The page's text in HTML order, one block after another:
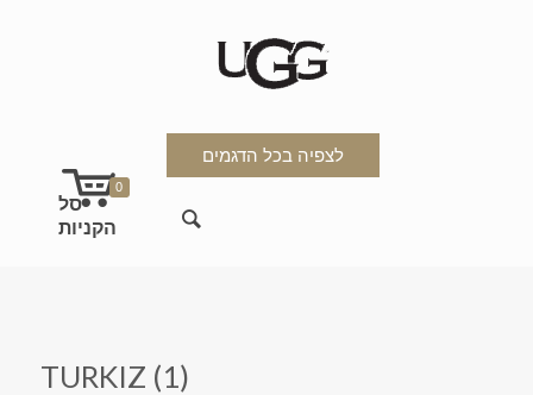
לצפיה בכל הדגמים
0
TURKIZ (1)